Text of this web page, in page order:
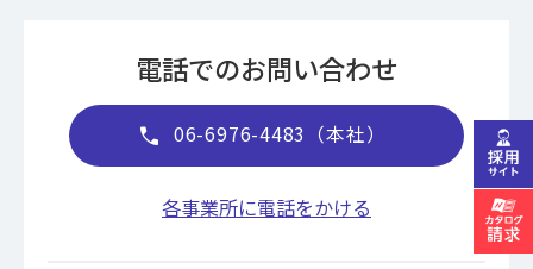
電話でのお問い合わせ
call 06-6976-4483（本社）
各事業所に電話をかける